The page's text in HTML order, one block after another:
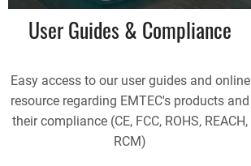
User Guides & Compliance
Easy access to our user guides and online
resource regarding EMTEC's products and
their compliance (CE, FCC, ROHS, REACH,
RCM)